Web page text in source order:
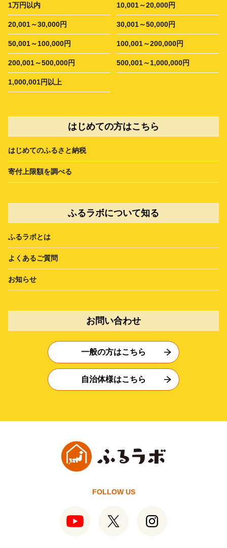
1万円以内 10,001～20,000円
20,001～30,000円 30,001～50,000円
50,001～100,000円 100,001～200,000円
200,001～500,000円 500,001～1,000,000円
1,000,001円以上
はじめての方はこちら
はじめてのふるさと納税
寄付上限額を調べる
ふるラボについて知る
ふるラボとは
よくあるご質問
お知らせ
お問い合わせ
一般の方はこちら
自治体様はこちら
FOLLOW US